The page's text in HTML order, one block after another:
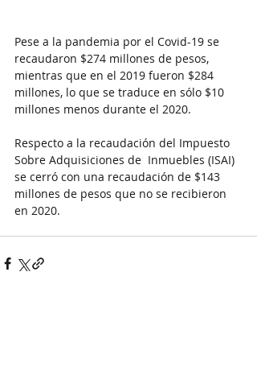
Pese a la pandemia por el Covid-19 se
recaudaron $274 millones de pesos,
mientras que en el 2019 fueron $284
millones, lo que se traduce en sólo $10
millones menos durante el 2020.
Respecto a la recaudación del Impuesto
Sobre Adquisiciones de  Inmuebles (ISAI)
se cerró con una recaudación de $143
millones de pesos que no se recibieron
en 2020.